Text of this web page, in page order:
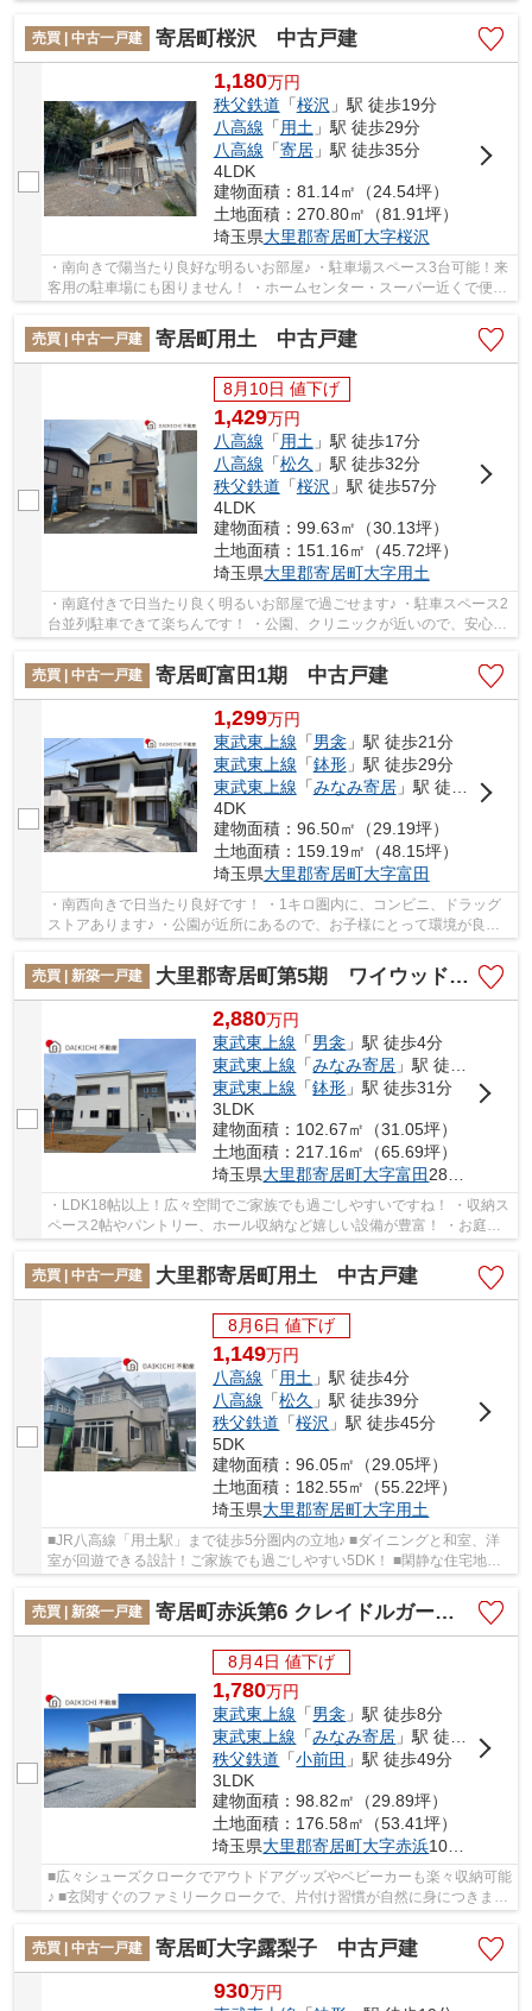
売買 | 中古一戸建
寄居町桜沢 中古戸建
1,180万円
秩父鉄道 「桜沢 」駅 徒歩19分
八高線 「 用土 」駅 徒歩29分
八高線 「寄居」駅 徒歩35分
4LDK
建物面積：81.14㎡（24.54坪）
土地面積：270.80㎡（81.91坪）
埼玉県大里郡寄居町大字桜沢
・南向きで陽当たり良好な明るいお部屋♪ ・駐車場スペース3台可能！来
客用の駐車場にも困りません！ ・ホームセンター・スーパー近くで便利
売買 | 中古一戸建
寄居町用土 中古戸建
8月10日 値下げ
1,429万円
八高線 「 用土 」駅 徒歩17分
八高線 「松久 」駅 徒歩32分
秩父鉄道 「桜沢 」駅 徒歩57分
4LDK
建物面積：99.63㎡（30.13坪）
土地面積：151.16㎡（45.72坪）
埼玉県大里郡寄居町大字用土
・南庭付きで日当たり良く明るいお部屋で過ごせます♪ ・駐車スペース2
台並列駐車できて楽ちんです！ ・公園、クリニックが近いので、安心♪
いつでもお気軽にお声がけください♪ 駅から...
売買 | 中古一戸建
寄居町富田1期 中古戸建
1,299万円
東武東上線 「男衾」駅 徒歩21分
東武東上線 「鉢形」駅 徒歩29分
東武東上線 「みなみ寄居」駅 徒歩33分
4DK
建物面積：96.50㎡（29.19坪）
土地面積：159.19㎡（48.15坪）
埼玉県大里郡寄居町大字富田
・南西向きで日当たり良好です！ ・1キロ圏内に、コンビニ、ドラッグ
ストアあります♪ ・公園が近所にあるので、お子様にとって環境が良好
ですよ。 いつでもお気軽にお声がけください♪...
売買 | 新築一戸建
大里郡寄居町第5期 ワイウッドコート 新築戸建 全4区画 4号棟
2,880万円
東武東上線 「男衾 」駅 徒歩4分
東武東上線 「みなみ寄居 」駅 徒歩26分
東武東上線 「鉢形 」駅 徒歩31分
3LDK
建物面積：102.67㎡（31.05坪）
土地面積：217.16㎡（65.69坪）
埼玉県大里郡寄居町大字富田2898-1付近
・LDK18帖以上！広々空間でご家族でも過ごしやすいですね！ ・収納ス
ペース2帖やパントリー、ホール収納など嬉しい設備が豊富！ ・お庭付
きでガーデニングやお庭遊びもお楽しみいただ...
売買 | 中古一戸建
大里郡寄居町用土 中古戸建
8月6日 値下げ
1,149万円
八高線 「用土 」駅 徒歩4分
八高線 「松久 」駅 徒歩39分
秩父鉄道 「桜沢 」駅 徒歩45分
5DK
建物面積：96.05㎡（29.05坪）
土地面積：182.55㎡（55.22坪）
埼玉県大里郡寄居町大字用土
■JR八高線「用土駅」まで徒歩5分圏内の立地♪ ■ダイニングと和室、洋
室が回遊できる設計！ご家族でも過ごしやすい5DK！ ■閑静な住宅地で
売買 | 新築一戸建
寄居町赤浜第6 クレイドルガーデン 新築戸建 全2棟 2号棟
8月4日 値下げ
1,780万円
東武東上線 「男衾 」駅 徒歩8分
東武東上線 「みなみ寄居 」駅 徒歩32分
秩父鉄道 「小前田 」駅 徒歩49分
3LDK
建物面積：98.82㎡（29.89坪）
土地面積：176.58㎡（53.41坪）
埼玉県大里郡寄居町大字赤浜1086-1
■広々シューズクロークでアウトドアグッズやベビーカーも楽々収納可能
♪ ■玄関すぐのファミリークロークで、片付け習慣が自然に身につきま
売買 | 中古一戸建
寄居町大字露梨子 中古戸建
930万円